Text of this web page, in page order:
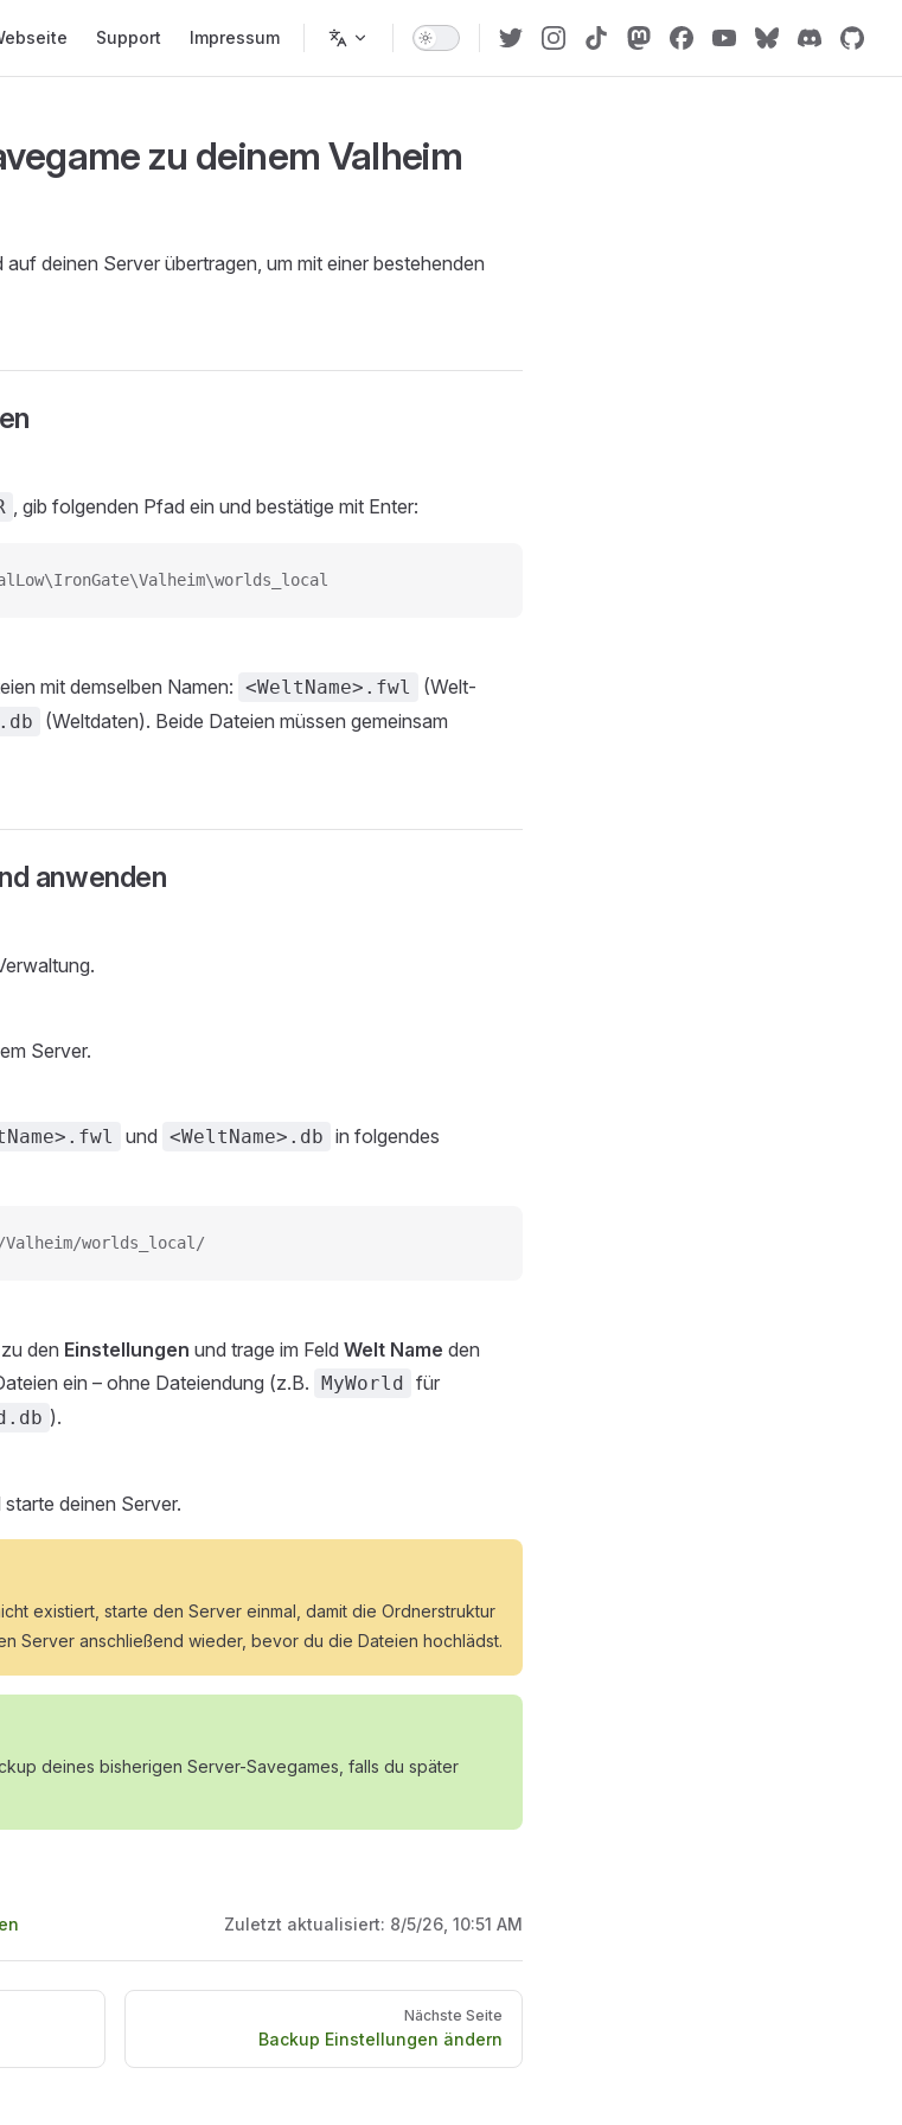
Support Impressum
zu deinem Valheim
deinen Server übertragen, um mit einer bestehenden
, gib folgenden Pfad ein und bestätige mit Enter:
mit demselben Namen: <WeltName>.fwl
(Welt-
(Weltdaten). Beide Dateien müssen gemeinsam
anwenden
Server.
und <WeltName>.db in folgendes
worlds_local/
den Einstellungen und trage im Feld Welt Name den
ein – ohne Dateiendung (z.B. MyWorld für
).
deinen Server.
existiert, starte den Server einmal, damit die Ordnerstruktur
Server anschließend wieder, bevor du die Dateien hochlädst.
deines bisherigen Server-Savegames, falls du später
Zuletzt aktualisiert: 8/5/26, 10:51 AM
Nächste Seite
Backup Einstellungen ändern